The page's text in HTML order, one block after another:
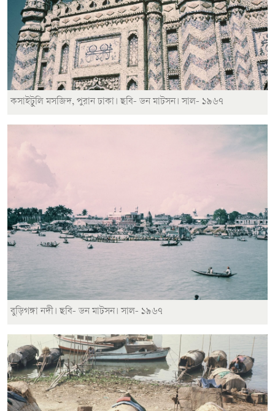
কসাইটুলি মসজিদ, পুরান ঢাকা। ছবি- ডন মাটসন। সাল- ১৯৬৭
বুড়িগঙ্গা নদী। ছবি- ডন মাটসন। সাল- ১৯৬৭